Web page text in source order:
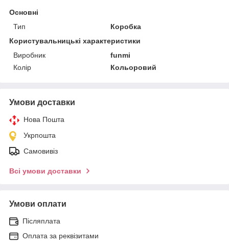
Основні
Тип
Коробка
Користувальницькі характеристики
Виробник
funmi
Колір
Кольоровий
Умови доставки
Нова Пошта
Укрпошта
Самовивіз
Всі умови доставки
Умови оплати
Післяплата
Оплата за реквізитами